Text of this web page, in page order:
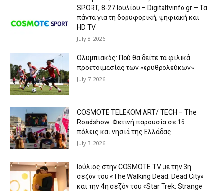
SPORT, 8-27 Ιουλίου – Digitaltvinfo.gr – Τα
πάντα για τη δορυφορική, ψηφιακή και
HD TV
July 8, 2026
Ολυμπιακός: Πού θα δείτε τα φιλικά
προετοιμασίας των «ερυθρολεύκων»
July 7, 2026
COSMOTE TELEKOM ART/ TECH – The
Roadshow: Φετινή παρουσία σε 16
πόλεις και νησιά της Ελλάδας
July 3, 2026
Ιούλιος στην COSMOTE TV με την 3η
σεζόν του «The Walking Dead: Dead City»
και την 4η σεζόν του «Star Trek: Strange